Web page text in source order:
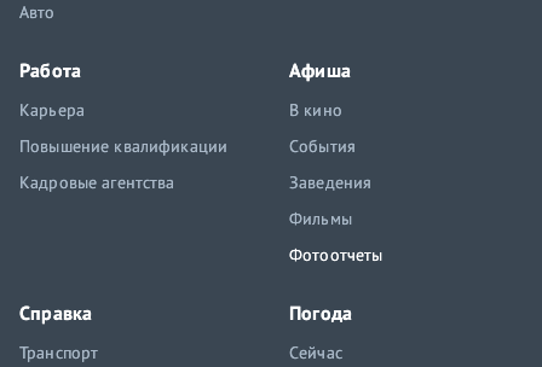
Авто
Работа
Карьера
Повышение квалификации
Кадровые агентства
Афиша
В кино
События
Заведения
Фильмы
Фотоотчеты
Справка
Транспорт
Погода
Сейчас